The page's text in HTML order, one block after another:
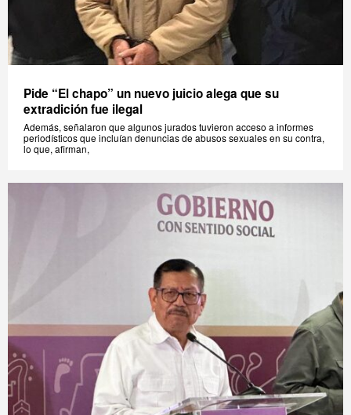
Pide “El chapo” un nuevo juicio alega que su
extradición fue ilegal
Además, señalaron que algunos jurados tuvieron acceso a informes
periodísticos que incluían denuncias de abusos sexuales en su contra,
lo que, afirman,